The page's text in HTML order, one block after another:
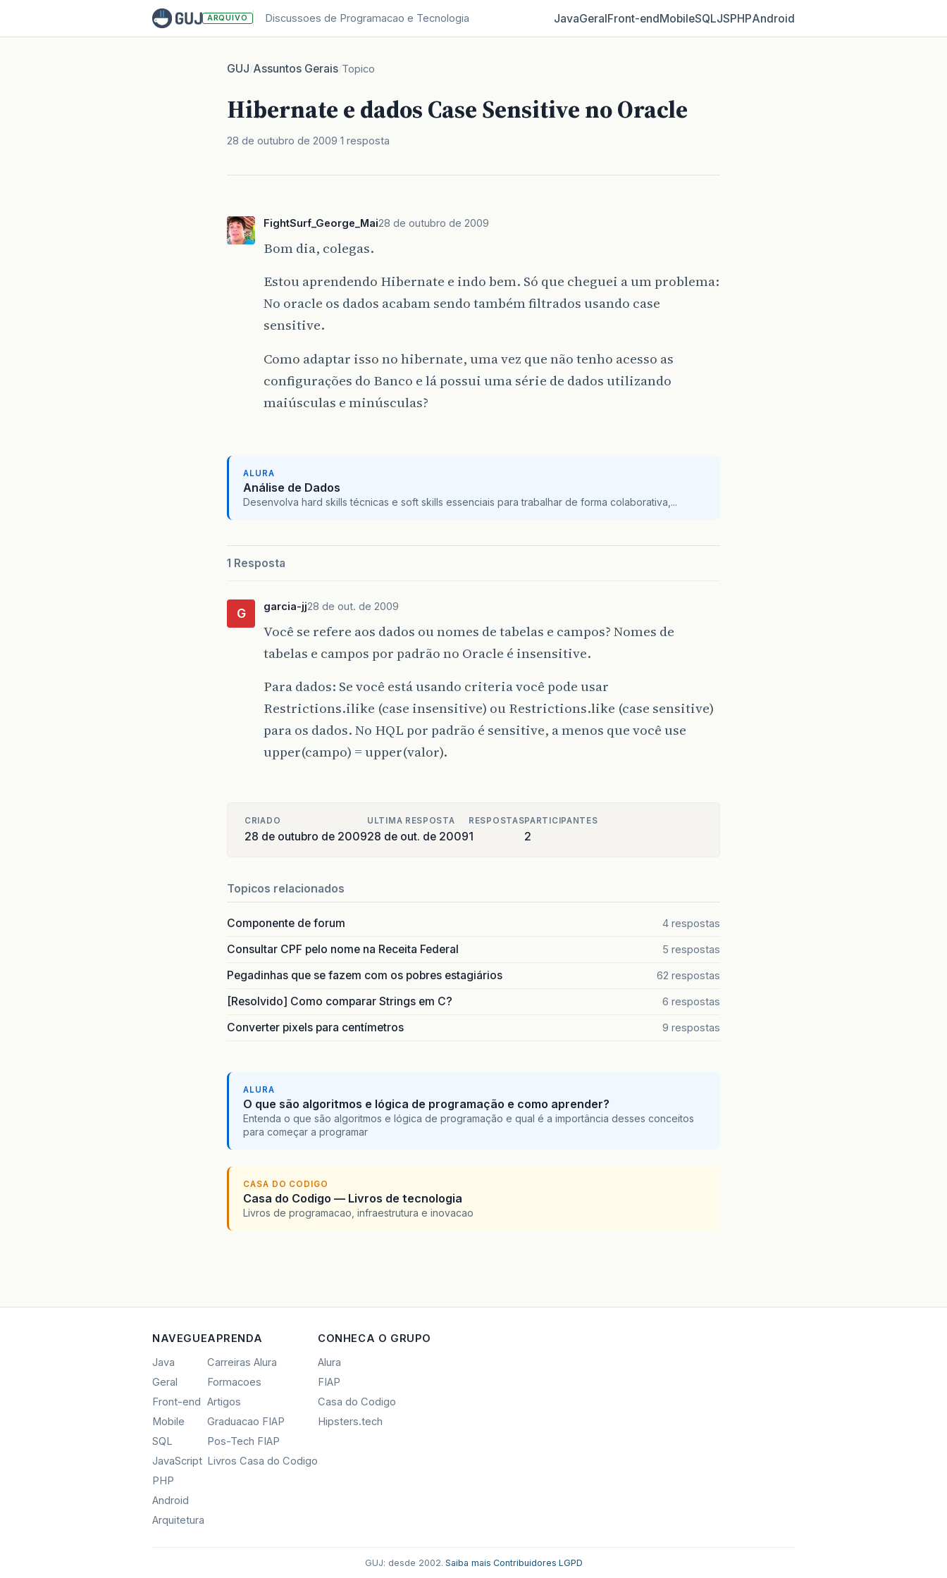
ARQUIVO Discussoes de Programacao e Tecnologia JavaGeralFront‑endMobileSQLJSPHPAndroid
GUJ/Assuntos Gerais/Topico
Hibernate e dados Case Sensitive no Oracle
28 de outubro de 2009 1 resposta
FightSurf_George_Mai28 de outubro de 2009
Bom dia, colegas.
Estou aprendendo Hibernate e indo bem. Só que cheguei a um problema:
No oracle os dados acabam sendo também filtrados usando case
sensitive.
Como adaptar isso no hibernate, uma vez que não tenho acesso as
configurações do Banco e lá possui uma série de dados utilizando
maiúsculas e minúsculas?
ALURA
Análise de Dados
Desenvolva hard skills técnicas e soft skills essenciais para trabalhar de forma colaborativa,...
1 Resposta
G garcia-jj28 de out. de 2009
Você se refere aos dados ou nomes de tabelas e campos? Nomes de
tabelas e campos por padrão no Oracle é insensitive.
Para dados: Se você está usando criteria você pode usar
Restrictions.ilike (case insensitive) ou Restrictions.like (case sensitive)
para os dados. No HQL por padrão é sensitive, a menos que você use
upper(campo) = upper(valor).
CRIADO
28 de outubro de 2009
ULTIMA RESPOSTA
28 de out. de 2009
RESPOSTAS
1
PARTICIPANTES
2
Topicos relacionados
Componente de forum 4 respostas
Consultar CPF pelo nome na Receita Federal 5 respostas
Pegadinhas que se fazem com os pobres estagiários 62 respostas
[Resolvido] Como comparar Strings em C? 6 respostas
Converter pixels para centímetros 9 respostas
ALURA
O que são algoritmos e lógica de programação e como aprender?
Entenda o que são algoritmos e lógica de programação e qual é a importância desses conceitos
para começar a programar
CASA DO CODIGO
Casa do Codigo — Livros de tecnologia
Livros de programacao, infraestrutura e inovacao
NAVEGUE
Java
Geral
Front-end
Mobile
SQL
JavaScript
PHP
Android
Arquitetura
APRENDA
Carreiras Alura
Formacoes
Artigos
Graduacao FIAP
Pos-Tech FIAP
Livros Casa do Codigo
CONHECA O GRUPO
Alura
FIAP
Casa do Codigo
Hipsters.tech
GUJ: desde 2002.·Saiba mais·Contribuidores·LGPD